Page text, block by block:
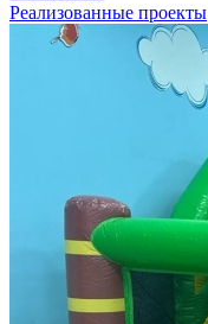
Реализованные проекты